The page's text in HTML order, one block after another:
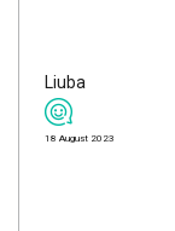
Liuba
18 August 2023